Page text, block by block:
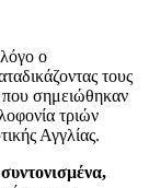
ο
τους
που σημειώθηκαν
τριών
Αγγλίας.